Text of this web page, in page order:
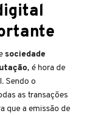
sociedade
, é hora de
Sendo o
as transações
que a emissão de